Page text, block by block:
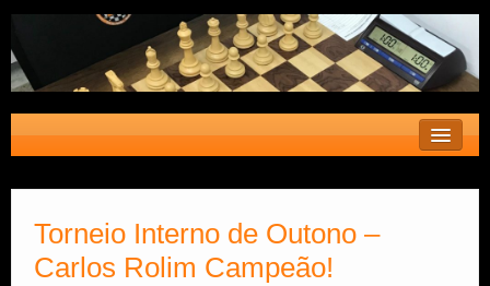
Fique Sócio
Quem Somos?
Torneio Interno de Outono –
Carlos Rolim Campeão!